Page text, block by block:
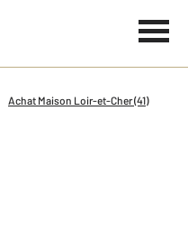
Achat Maison Loir-et-Cher (41)